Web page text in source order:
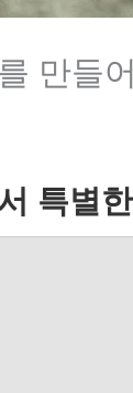
만들
특별